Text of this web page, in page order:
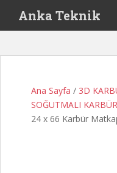
i
Anka Teknik
Ana Sayfa / 3D
SOĞUTMALI
24 x 66 Karbür